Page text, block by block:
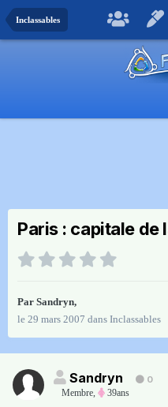
Inclassables
Paris : capitale de
Par Sandryn,
le 29 mars 2007 dans Inclassables
Sandryn
0
Membre, 39ans